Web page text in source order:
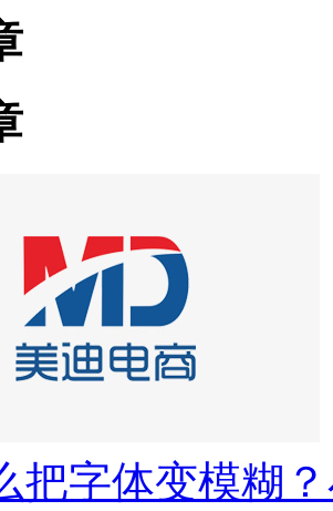
把字体变模糊